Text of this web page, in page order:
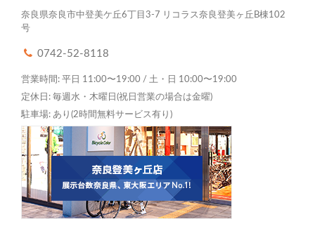
奈良県奈良市中登美ケ丘6丁目3-7 リコラス奈良登美ヶ丘B棟102
号
0742-52-8118
営業時間: 平日 11:00〜19:00 / 土・日 10:00〜19:00
定休日: 毎週水・木曜日(祝日営業の場合は金曜)
駐車場: あり(2時間無料サービス有り)